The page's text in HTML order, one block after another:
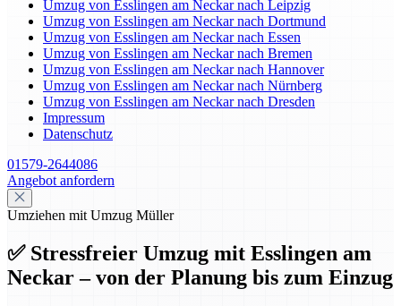
Umzug von Esslingen am Neckar nach Leipzig
Umzug von Esslingen am Neckar nach Dortmund
Umzug von Esslingen am Neckar nach Essen
Umzug von Esslingen am Neckar nach Bremen
Umzug von Esslingen am Neckar nach Hannover
Umzug von Esslingen am Neckar nach Nürnberg
Umzug von Esslingen am Neckar nach Dresden
Impressum
Datenschutz
01579-2644086
Angebot anfordern
Umziehen mit Umzug Müller
✅ Stressfreier Umzug mit Esslingen am
Neckar – von der Planung bis zum Einzug